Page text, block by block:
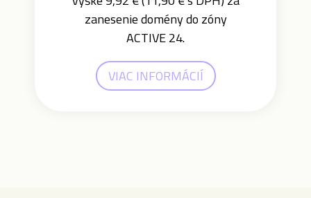
zanesenie domény do zóny
ACTIVE 24.
VIAC INFORMÁCIÍ